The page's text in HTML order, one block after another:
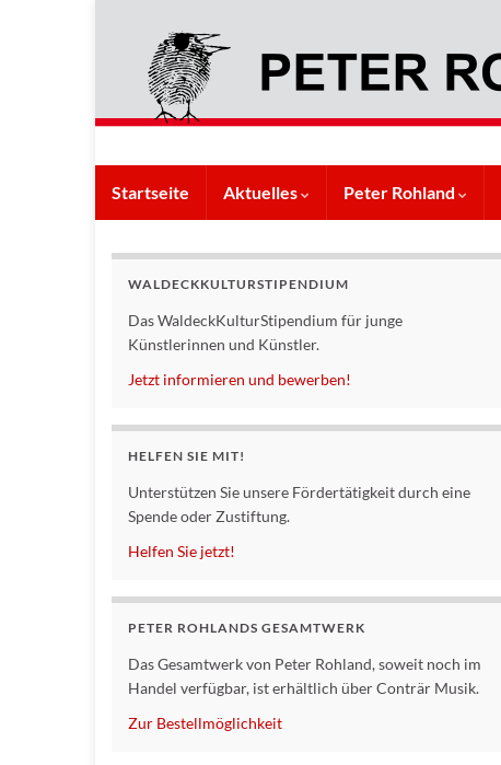
Startseite Aktuelles Peter Rohland
WALDECKKULTURSTIPENDIUM
Das WaldeckKulturStipendium für junge
Künstlerinnen und Künstler.
Jetzt informieren und bewerben!
HELFEN SIE MIT!
Unterstützen Sie unsere Fördertätigkeit durch eine
Spende oder Zustiftung.
Helfen Sie jetzt!
PETER ROHLANDS GESAMTWERK
Das Gesamtwerk von Peter Rohland, soweit noch im
Handel verfügbar, ist erhältlich über Conträr Musik.
Zur Bestellmöglichkeit